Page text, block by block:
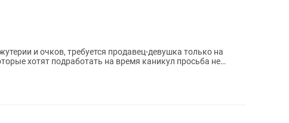
и очков, требуется продавец-девушка только на
хотят подработать на время каникул просьба не